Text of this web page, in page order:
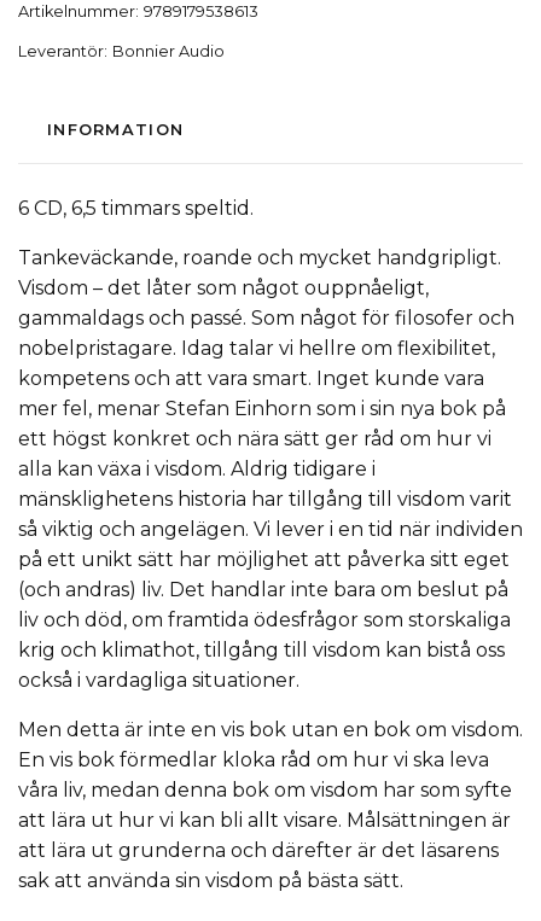
Artikelnummer: 9789179538613
Leverantör: Bonnier Audio
INFORMATION
6 CD, 6,5 timmars speltid.
Tankeväckande, roande och mycket handgripligt.
Visdom – det låter som något ouppnåeligt,
gammaldags och passé. Som något för filosofer och
nobelpristagare. Idag talar vi hellre om flexibilitet,
kompetens och att vara smart. Inget kunde vara
mer fel, menar Stefan Einhorn som i sin nya bok på
ett högst konkret och nära sätt ger råd om hur vi
alla kan växa i visdom. Aldrig tidigare i
mänsklighetens historia har tillgång till visdom varit
så viktig och angelägen. Vi lever i en tid när individen
på ett unikt sätt har möjlighet att påverka sitt eget
(och andras) liv. Det handlar inte bara om beslut på
liv och död, om framtida ödesfrågor som storskaliga
krig och klimathot, tillgång till visdom kan bistå oss
också i vardagliga situationer.
Men detta är inte en vis bok utan en bok om visdom.
En vis bok förmedlar kloka råd om hur vi ska leva
våra liv, medan denna bok om visdom har som syfte
att lära ut hur vi kan bli allt visare. Målsättningen är
att lära ut grunderna och därefter är det läsarens
sak att använda sin visdom på bästa sätt.